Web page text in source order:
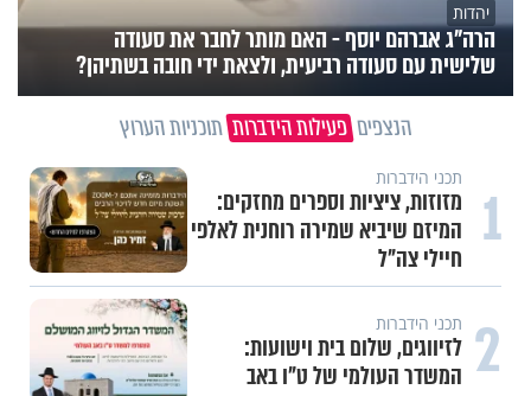
יהדות
הרה"ג אברהם יוסף - האם מותר לחבר את סעודה
שלישית עם סעודה רביעית, ולצאת ידי חובה בשתיהן?
הנצפים פעילות הידברות תוכניות הערוץ
1 תכני הידברות
מזוזות, ציציות וספרים מחזקים:
המיזם שיביא שמירה רוחנית לאלפי
חיילי צה"ל
2 תכני הידברות
לזיווגים, שלום בית וישועות:
המשדר העולמי של ט"ו באב